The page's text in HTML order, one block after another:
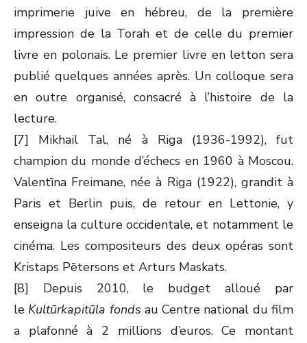
imprimerie juive en hébreu, de la première
impression de la Torah et de celle du premier
livre en polonais. Le premier livre en letton sera
publié quelques années après. Un colloque sera
en outre organisé, consacré à l’histoire de la
lecture.
[7] Mikhail Tal, né à Riga (1936-1992), fut
champion du monde d’échecs en 1960 à Moscou.
Valentīna Freimane, née à Riga (1922), grandit à
Paris et Berlin puis, de retour en Lettonie, y
enseigna la culture occidentale, et notamment le
cinéma. Les compositeurs des deux opéras sont
Kristaps Pētersons et Arturs Maskats.
[8] Depuis 2010, le budget alloué par
le Kultūrkapitūla fonds au Centre national du film
a plafonné à 2 millions d’euros. Ce montant